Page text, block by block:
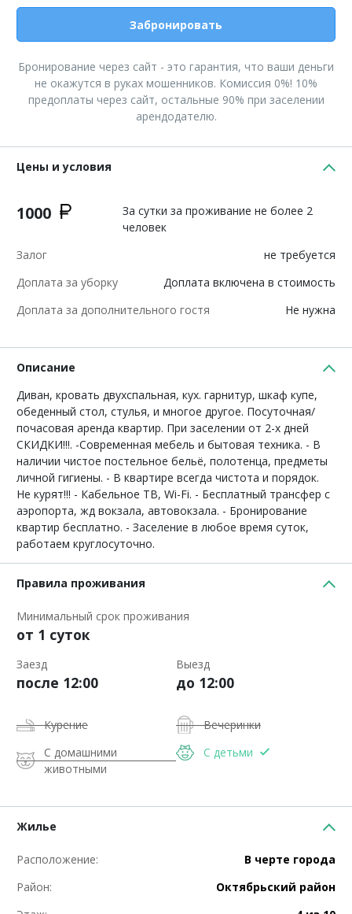
Забронировать
Бронирование через сайт - это гарантия, что ваши деньги
не окажутся в руках мошенников. Комиссия 0%! 10%
предоплаты через сайт, остальные 90% при заселении
арендодателю.
Цены и условия
1000
За сутки за проживание не более 2
человек
Залог
не требуется
Доплата за уборку
Доплата включена в стоимость
Доплата за дополнительного гостя
Не нужна
Описание
Диван, кровать двухспальная, кух. гарнитур, шкаф купе,
обеденный стол, стулья, и многое другое. Посуточная/
почасовая аренда квартир. При заселении от 2-х дней
СКИДКИ!!!. -Современная мебель и бытовая техника. - В
наличии чистое постельное бельё, полотенца, предметы
личной гигиены. - В квартире всегда чистота и порядок.
Не курят!!! - Кабельное ТВ, Wi-Fi. - Бесплатный трансфер с
аэропорта, жд вокзала, автовокзала. - Бронирование
квартир бесплатно. - Заселение в любое время суток,
работаем круглосуточно.
Правила проживания
Минимальный срок проживания
от 1 суток
Заезд
после 12:00
Выезд
до 12:00
Курение
Вечеринки
С домашними
животными
С детьми
Жилье
Расположение:
В черте города
Район:
Октябрьский район